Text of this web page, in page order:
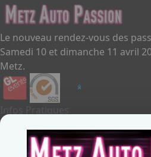
Le nouveau rendez-vous des
Samedi 10 et dimanche 11 avril
Metz.
Infos Pratiques
Je souhaite exposer
Metz Auto Passion